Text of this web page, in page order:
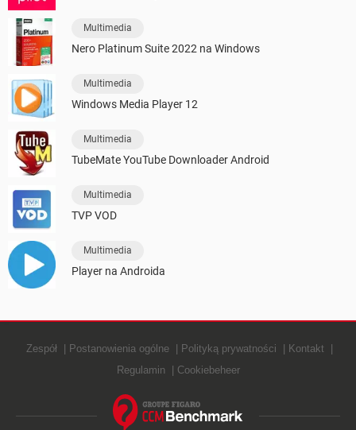
Multimedia
Nero Platinum Suite 2022 na Windows
Multimedia
Windows Media Player 12
Multimedia
TubeMate YouTube Downloader Android
Multimedia
TVP VOD
Multimedia
Player na Androida
Zespół Postanowienia ogólne Polityką prywatności
Kontakt
Regulamin
Cookiebeheer